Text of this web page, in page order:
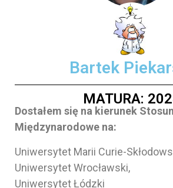
Bartek
MATURA:
Dostałem się na kierunek
Międzynarodowe na:
Uniwersytet Marii Curie-
Uniwersytet Wrocławski,
Uniwersytet Łódzki